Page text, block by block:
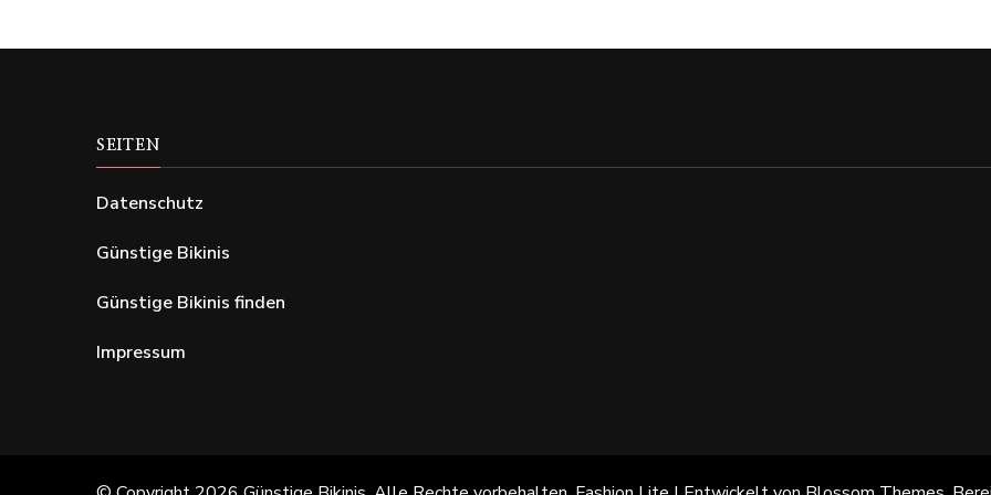
SEITEN
Datenschutz
Günstige Bikinis
Günstige Bikinis finden
Impressum